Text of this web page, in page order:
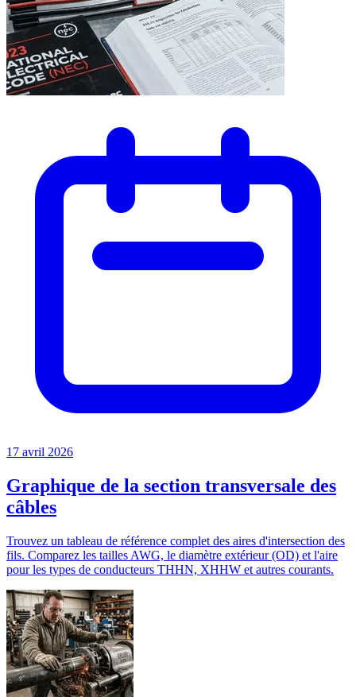
17 avril 2026
Graphique de la section transversale des
câbles
Trouvez un tableau de référence complet des aires d'intersection des
fils. Comparez les tailles AWG, le diamètre extérieur (OD) et l'aire
pour les types de conducteurs THHN, XHHW et autres courants.